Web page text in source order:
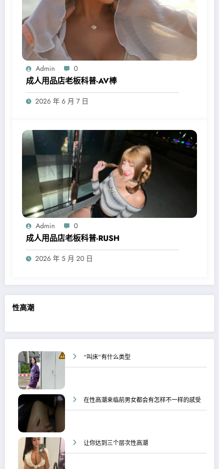
性高潮
“叫床”有什么类型
在性高潮来临前男女都会有怎样不一样的感受
让你达到三个层次性高潮
Admin 0
成人用品店老板科普-AV棒
2026 年 6 月 7 日
Admin 0
成人用品店老板科普-RUSH
2026 年 5 月 20 日